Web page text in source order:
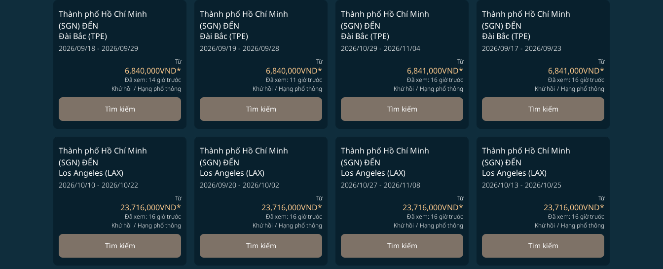
Thành phố Hồ Chí Minh
(SGN)ĐẾN
Đài Bắc (TPE)
2026/09/18 - 2026/09/29
Từ
6,840,000VND*
Đã xem: 14 giờ trước
Khứ hồi / Hạng phổ thông
Tìm kiếm
Thành phố Hồ Chí Minh
(SGN)ĐẾN
Đài Bắc (TPE)
2026/09/19 - 2026/09/28
Từ
6,840,000VND*
Đã xem: 11 giờ trước
Khứ hồi / Hạng phổ thông
Tìm kiếm
Thành phố Hồ Chí Minh
(SGN)ĐẾN
Đài Bắc (TPE)
2026/10/29 - 2026/11/04
Từ
6,841,000VND*
Đã xem: 16 giờ trước
Khứ hồi / Hạng phổ thông
Tìm kiếm
Thành phố Hồ Chí Minh
(SGN)ĐẾN
Đài Bắc (TPE)
2026/09/17 - 2026/09/23
Từ
6,841,000VND*
Đã xem: 16 giờ trước
Khứ hồi / Hạng phổ thông
Tìm kiếm
Thành phố Hồ Chí Minh
(SGN)ĐẾN
Los Angeles (LAX)
2026/10/10 - 2026/10/22
Từ
23,716,000VND*
Đã xem: 16 giờ trước
Khứ hồi / Hạng phổ thông
Tìm kiếm
Thành phố Hồ Chí Minh
(SGN)ĐẾN
Los Angeles (LAX)
2026/09/20 - 2026/10/02
Từ
23,716,000VND*
Đã xem: 16 giờ trước
Khứ hồi / Hạng phổ thông
Tìm kiếm
Thành phố Hồ Chí Minh
(SGN)ĐẾN
Los Angeles (LAX)
2026/10/27 - 2026/11/08
Từ
23,716,000VND*
Đã xem: 16 giờ trước
Khứ hồi / Hạng phổ thông
Tìm kiếm
Thành phố Hồ Chí Minh
(SGN)ĐẾN
Los Angeles (LAX)
2026/10/13 - 2026/10/25
Từ
23,716,000VND*
Đã xem: 16 giờ trước
Khứ hồi / Hạng phổ thông
Tìm kiếm